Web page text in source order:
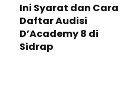
Ini Syarat dan Cara
Daftar Audisi
D’Academy 8 di
Sidrap